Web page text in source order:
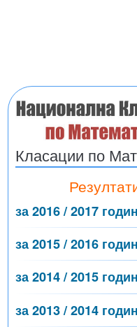
Класации по
за 2016 / 2017
за 2015 / 2016
за 2014 / 2015
за 2013 / 2014